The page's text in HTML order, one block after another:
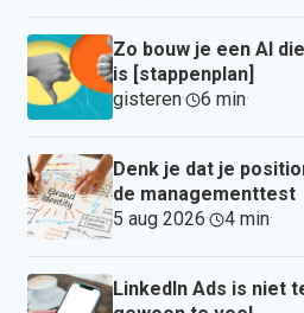
Zo bouw je een AI
is [stappenplan]
gisteren· 6 min·
Denk je dat je
de managementtest
5 aug 2026· 4 min·
LinkedIn Ads is niet